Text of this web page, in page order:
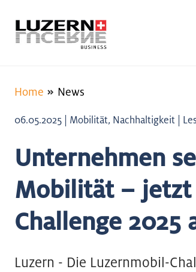
Home News
06.05.2025 | Mobilität, Nachhaltigkeit |
Unternehmen
Mobilität –
Challenge 2025
Luzern - Die Luzernmobil-